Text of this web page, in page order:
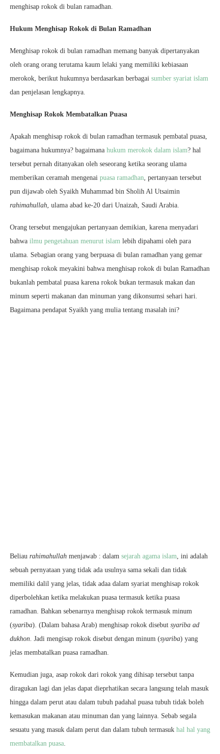
menghisap rokok di bulan ramadhan.
Hukum Menghisap Rokok di Bulan Ramadhan
Menghisap rokok di bulan ramadhan memang banyak dipertanyakan
oleh orang orang terutama kaum lelaki yang memiliki kebiasaan
merokok, berikut hukumnya berdasarkan berbagai sumber syariat islam
dan penjelasan lengkapnya.
Menghisap Rokok Membatalkan Puasa
Apakah menghisap rokok di bulan ramadhan termasuk pembatal puasa,
bagaimana hukumnya? bagaimana hukum merokok dalam islam? hal
tersebut pernah ditanyakan oleh seseorang ketika seorang ulama
memberikan ceramah mengenai puasa ramadhan, pertanyaan tersebut
pun dijawab oleh Syaikh Muhammad bin Sholih Al Utsaimin
rahimahullah, ulama abad ke-20 dari Unaizah, Saudi Arabia.
Orang tersebut mengajukan pertanyaan demikian, karena menyadari
bahwa ilmu pengetahuan menurut islam lebih dipahami oleh para
ulama. Sebagian orang yang berpuasa di bulan ramadhan yang gemar
menghisap rokok meyakini bahwa menghisap rokok di bulan Ramadhan
bukanlah pembatal puasa karena rokok bukan termasuk makan dan
minum seperti makanan dan minuman yang dikonsumsi sehari hari.
Bagaimana pendapat Syaikh yang mulia tentang masalah ini?
Beliau rahimahullah menjawab : dalam sejarah agama islam, ini adalah
sebuah pernyataan yang tidak ada usulnya sama sekali dan tidak
memiliki dalil yang jelas, tidak adaa dalam syariat menghisap rokok
diperbolehkan ketika melakukan puasa termasuk ketika puasa
ramadhan. Bahkan sebenarnya menghisap rokok termasuk minum
(syariba). (Dalam bahasa Arab) menghisap rokok disebut syariba ad
dukhon. Jadi mengisap rokok disebut dengan minum (syariba) yang
jelas membatalkan puasa ramadhan.
Kemudian juga, asap rokok dari rokok yang dihisap tersebut tanpa
diragukan lagi dan jelas dapat dieprhatikan secara langsung telah masuk
hingga dalam perut atau dalam tubuh padahal puasa tubuh tidak boleh
kemasukan makanan atau minuman dan yang lainnya. Sebab segala
sesuatu yang masuk dalam perut dan dalam tubuh termasuk hal hal yang
membatalkan puasa.